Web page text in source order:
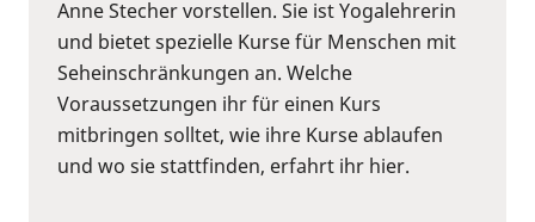
Anne Stecher vorstellen. Sie ist Yogalehrerin
und bietet spezielle Kurse für Menschen mit
Seheinschränkungen an. Welche
Voraussetzungen ihr für einen Kurs
mitbringen solltet, wie ihre Kurse ablaufen
und wo sie stattfinden, erfahrt ihr hier.